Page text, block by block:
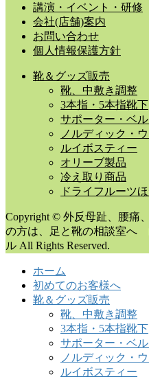
講演・イベント・研修
会社(店舗)案内
お問い合わせ
個人情報保護方針
靴＆グッズ販売
靴、中敷き調整
3本指・5本指靴下
サポーター・ベル
ノルディック・
ルイボスティー
オリーブ製品
冷え取り商品
ドライフルーツ
Copyright © 外反母趾、腰痛
の方は、足と靴の相談室へ
ル All Rights Reserved.
ホーム
初めてのお客様へ
靴＆グッズ販売
靴、中敷き調整
3本指・5本指靴下
サポーター・ベル
ノルディック・
ルイボスティー